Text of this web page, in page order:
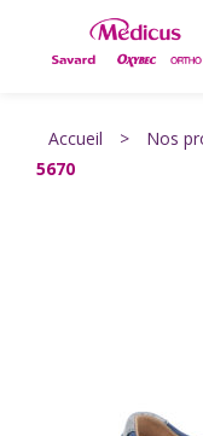
Accueil > Nos
5670